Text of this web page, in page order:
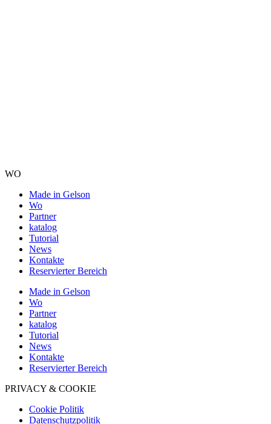
WO
Made in Gelson
Wo
Partner
katalog
Tutorial
News
Kontakte
Reservierter Bereich
Made in Gelson
Wo
Partner
katalog
Tutorial
News
Kontakte
Reservierter Bereich
PRIVACY & COOKIE
Cookie Politik
Datenschutzpolitik